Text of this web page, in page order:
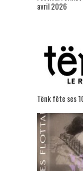
avril 2026
Tënk fête ses